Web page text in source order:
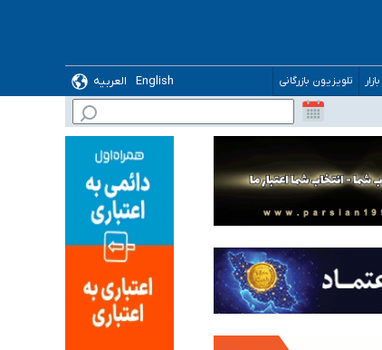
بازار تلویزیون بازرگانی English
العربیه